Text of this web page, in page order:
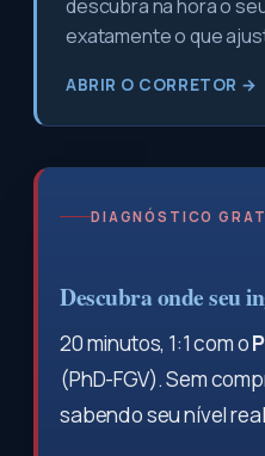
descubra na hora o
exatamente o que
ABRIR O CORRETOR →
DIAGNÓSTICO
Descubra onde seu
20 minutos, 1:1 com o
(PhD-FGV). Sem
sabendo seu nível